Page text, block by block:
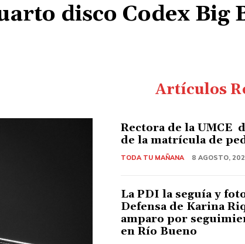
disco Codex Big
Artículos
Rectora de la UMCE
de la matrícula de
TODA TU MAÑANA 8 AGOSTO,
La PDI la seguía y
Defensa de Karina
amparo por
en Río Bueno